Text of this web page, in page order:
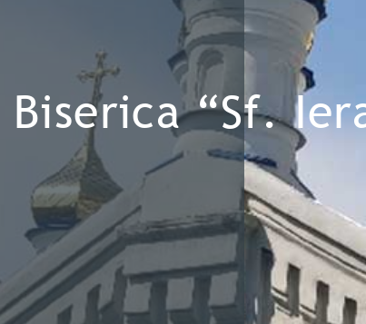
Biserica “Sf.